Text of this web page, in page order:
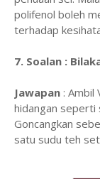
polifenol boleh
terhadap
7. Soalan :
Jawapan : Ambil
hidangan seperti
Goncangkan
satu sudu teh